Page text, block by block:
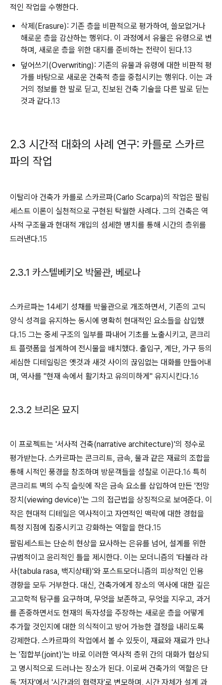
적인 작업을 수행한다.
삭제(Erasure): 기존 층을 비판적으로 평가하여, 쓸모없거나
해로운 층을 감산하는 행위다. 이 과정에서 유물은 유령으로 변
하며, 새로운 층을 위한 대지를 준비하는 전략이 된다.13
덮어쓰기(Overwriting): 기존의 유물과 유령에 대한 비판적 평
가를 바탕으로 새로운 건축적 층을 중첩시키는 행위다. 이는 과
거의 정보를 한 발로 딛고, 진보된 건축 기술을 다른 발로 딛는
것과 같다.13
2.3 시간적 대화의 사례 연구: 카를로 스카르
파의 작업
이탈리아 건축가 카를로 스카르파(Carlo Scarpa)의 작업은 팔림
세스트 이론이 실천적으로 구현된 탁월한 사례다. 그의 건축은 역
사적 구조물과 현대적 개입의 섬세한 병치를 통해 시간의 층위를
드러낸다.15
2.3.1 카스텔베키오 박물관, 베로나
스카르파는 14세기 성채를 박물관으로 개조하면서, 기존의 고딕
양식 성격을 유지하는 동시에 명확히 현대적인 요소들을 삽입했
다.15 그는 중세 구조의 일부를 파내어 기초를 노출시키고, 콘크리
트 플랫폼을 설계하여 전시물을 배치했다. 출입구, 계단, 가구 등의
세심한 디테일링은 옛것과 새것 사이의 끊임없는 대화를 만들어내
며, 역사를 "현재 속에서 활기차고 유의미하게" 유지시킨다.16
2.3.2 브리온 묘지
이 프로젝트는 '서사적 건축(narrative architecture)'의 정수로
평가받는다. 스카르파는 콘크리트, 금속, 물과 같은 재료의 조합을
통해 시적인 풍경을 창조하며 방문객들을 성찰로 이끈다.16 특히
콘크리트 벽의 수직 슬릿에 작은 금속 요소를 삽입하여 만든 '전망
장치(viewing device)'는 그의 접근법을 상징적으로 보여준다. 이
작은 현대적 디테일은 역사적이고 자연적인 맥락에 대한 경험을
특정 지점에 집중시키고 강화하는 역할을 한다.15
팔림세스트는 단순히 현상을 묘사하는 은유를 넘어, 설계를 위한
규범적이고 윤리적인 틀을 제시한다. 이는 모더니즘의 '타불라 라
사(tabula rasa, 백지상태)'와 포스트모더니즘의 피상적인 인용
경향을 모두 거부한다. 대신, 건축가에게 장소의 역사에 대한 깊은
고고학적 탐구를 요구하며, 무엇을 보존하고, 무엇을 지우고, 과거
를 존중하면서도 현재의 독자성을 주장하는 새로운 층을 어떻게
추가할 것인지에 대한 의식적이고 방어 가능한 결정을 내리도록
강제한다. 스카르파의 작업에서 볼 수 있듯이, 재료와 재료가 만나
는 '접합부(joint)'는 바로 이러한 역사적 층위 간의 대화가 협상되
고 명시적으로 드러나는 장소가 된다. 이로써 건축가의 역할은 단
독 '저자'에서 '시간과의 협력자'로 변모하며, 시간 자체가 설계 과